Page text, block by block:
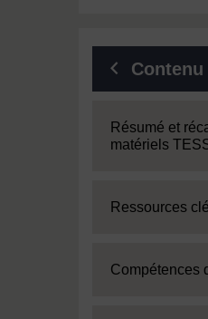
Contenu
Expand
Résumé et
matériels
Expand
Ressources
Expand
Compétences